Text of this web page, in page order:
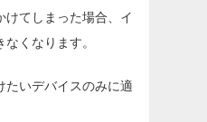
けてしまった場合、イ
くなります。
たいデバイスのみに適